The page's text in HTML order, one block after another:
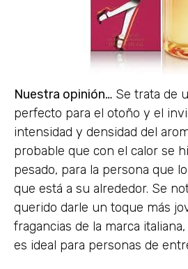
Nuestra opinión… Se trata de
perfecto para el otoño y el
intensidad y densidad del
probable que con el calor se
pesado, para la persona que
que está a su alrededor. Se
querido darle un toque más
fragancias de la marca
es ideal para personas de